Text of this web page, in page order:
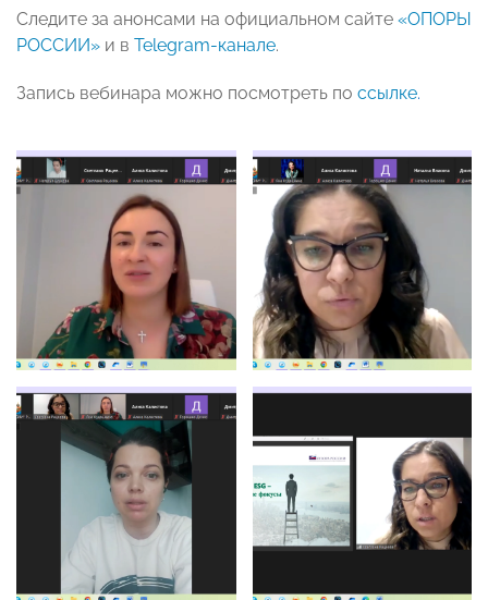
Следите за анонсами на официальном сайте «ОПОРЫ
РОССИИ» и в Telegram-канале.
Запись вебинара можно посмотреть по ссылке.